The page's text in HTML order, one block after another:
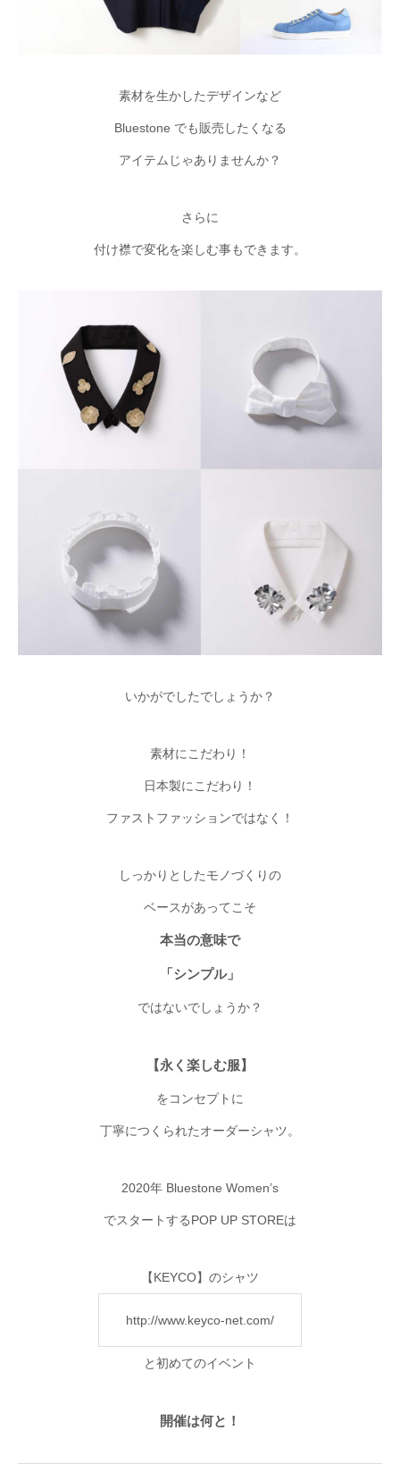
素材を生かしたデザインなど
Bluestone でも販売したくなる
アイテムじゃありませんか？
さらに
付け襟で変化を楽しむ事もできます。
いかがでしたでしょうか？
素材にこだわり！
日本製にこだわり！
ファストファッションではなく！
しっかりとしたモノづくりの
ベースがあってこそ
本当の意味で
「シンプル」
ではないでしょうか？
【永く楽しむ服】
をコンセプトに
丁寧につくられたオーダーシャツ。
2020年 Bluestone Women’s
でスタートするPOP UP STOREは
【KEYCO】のシャツ
http://www.keyco-net.com/
と初めてのイベント
開催は何と！